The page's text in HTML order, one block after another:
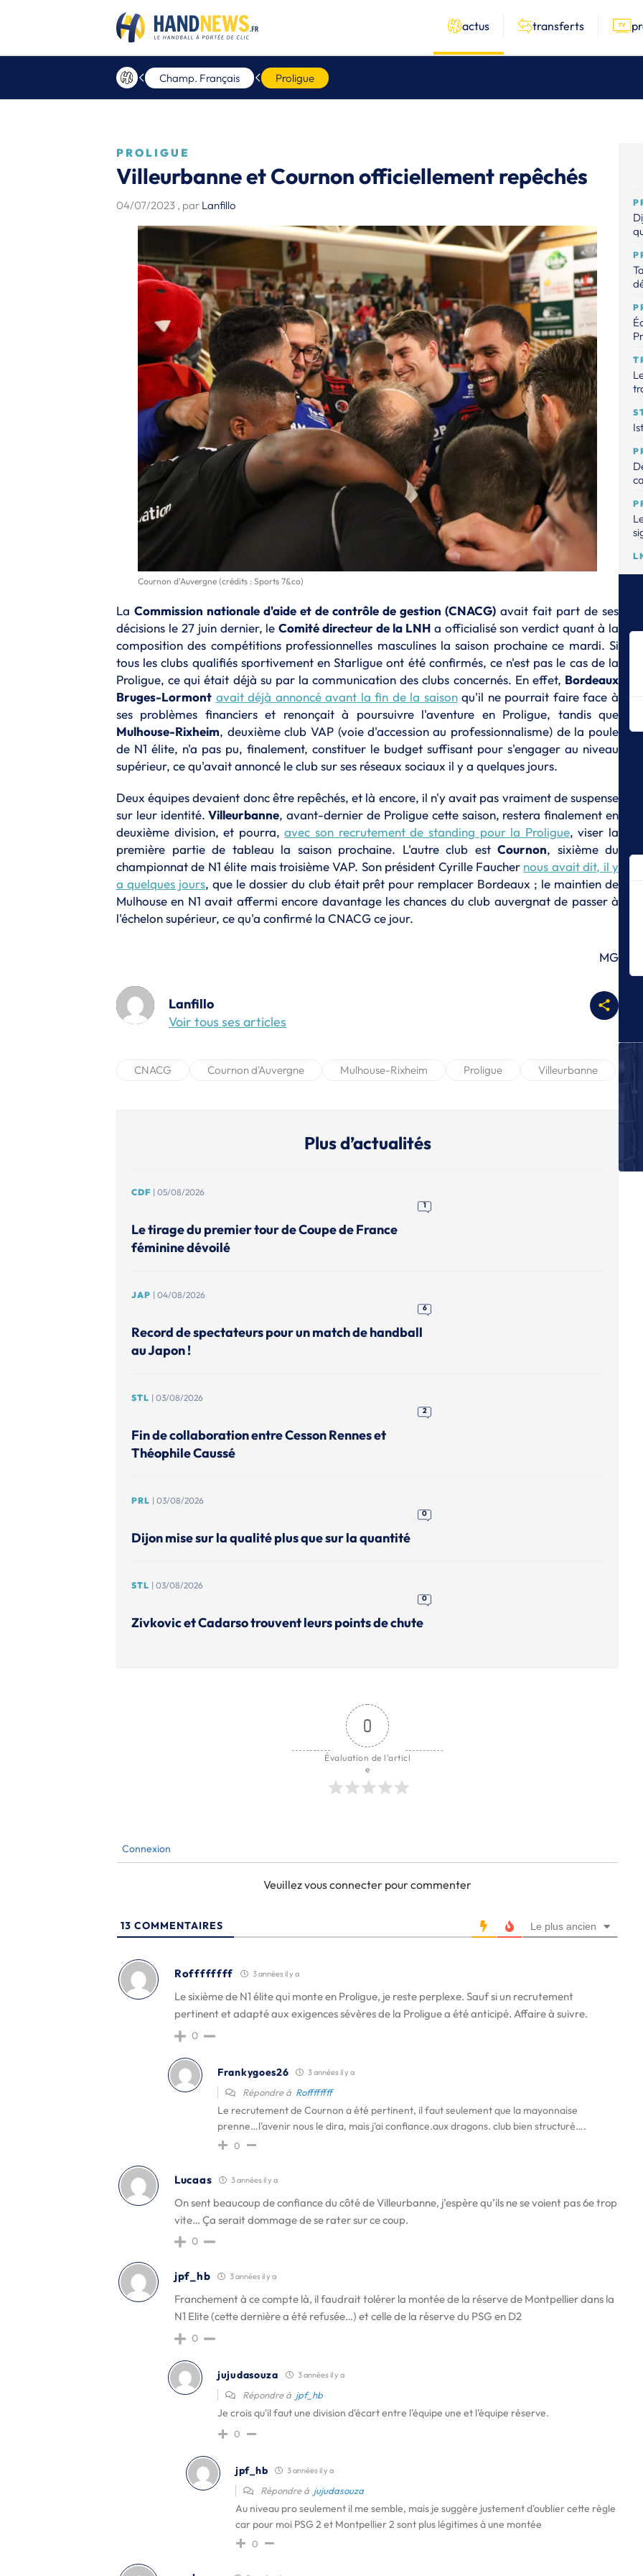
actus transferts
Champ. Français Proligue
PROLIGUE
Villeurbanne et Cournon officiellement repêchés
04/07/2023 , par Lanfillo
Cournon d'Auvergne (crédits : Sports 7&co)
La Commission nationale d'aide et de contrôle de gestion (CNACG) avait fait part de ses
décisions le 27 juin dernier, leComité directeur de la LNHa officialisé son verdict quant à la
composition des compétitions professionnelles masculines la saison prochaine ce mardi. Si
tous les clubs qualifiés sportivement en Starligue ont été confirmés, ce n'est pas le cas de la
Proligue, ce qui était déjà su par la communication des clubs concernés. En effet, Bordeaux
Bruges-Lormont avait déjà annoncé avant la fin de la saisonqu'il ne pourrait faire face à
ses problèmes financiers et renonçait à poursuivre l'aventure en Proligue, tandis que
Mulhouse-Rixheim, deuxième club VAP (voie d'accession au professionnalisme) de la poule
de N1 élite, n'a pas pu, finalement, constituer le budget suffisant pour s'engager au niveau
supérieur, ce qu'avait annoncé le club sur ses réseaux sociaux il y a quelques jours.
Deux équipes devaient donc être repêchés, et là encore, il n'y avait pas vraiment de suspense
sur leur identité.Villeurbanne, avant-dernier de Proligue cette saison, restera finalement en
deuxième division, et pourra,avec son recrutement de standing pour la Proligue, viser la
première partie de tableau la saison prochaine. L'autre club est Cournon, sixième du
championnat de N1 élite mais troisième VAP. Son président Cyrille Faucher nous avait dit, il y
a quelques jours, que le dossier du club était prêt pour remplacer Bordeaux ; le maintien de
Mulhouse en N1 avait affermi encore davantage les chances du club auvergnat de passer à
l'échelon supérieur, ce qu'a confirmé la CNACG ce jour.
MG
Lanfillo
Voir tous ses articles
CNACG Cournon d'Auvergne Mulhouse-Rixheim Proligue Villeurbanne
Plus d’actualités
CDF | 05/08/2026
1
Le tirage du premier tour de Coupe de France
féminine dévoilé
JAP | 04/08/2026
6
Record de spectateurs pour un match de handball
au Japon !
STL | 03/08/2026
2
Fin de collaboration entre Cesson Rennes et
Théophile Caussé
PRL | 03/08/2026
0
Dijon mise sur la qualité plus que sur la quantité
STL | 03/08/2026
0
Zivkovic et Cadarso trouvent leurs points de chute
0
Évaluation de l'articl
e
Connexion
Veuillez vous connecter pour commenter
13 COMMENTAIRES Le plus ancien
Roffffffff 3 années il y a
Le sixième de N1 élite qui monte en Proligue, je reste perplexe. Sauf si un recrutement
pertinent et adapté aux exigences sévères de la Proligue a été anticipé. Affaire à suivre.
0
Frankygoes26 3 années il y a
Répondre à Roffffffff
Le recrutement de Cournon a été pertinent, il faut seulement que la mayonnaise
prenne…l'avenir nous le dira, mais j'ai confiance.aux dragons. club bien structuré….
0
Lucaas 3 années il y a
On sent beaucoup de confiance du côté de Villeurbanne, j’espère qu’ils ne se voient pas 6e trop
vite… Ça serait dommage de se rater sur ce coup.
0
jpf_hb 3 années il y a
Franchement à ce compte là, il faudrait tolérer la montée de la réserve de Montpellier dans la
N1 Elite (cette dernière a été refusée…) et celle de la réserve du PSG en D2
0
jujudasouza 3 années il y a
Répondre à jpf_hb
Je crois qu'il faut une division d'écart entre l'équipe une et l'équipe réserve.
0
jpf_hb 3 années il y a
Répondre à jujudasouza
Au niveau pro seulement il me semble, mais je suggère justement d'oublier cette règle
car pour moi PSG 2 et Montpellier 2 sont plus légitimes à une montée
0